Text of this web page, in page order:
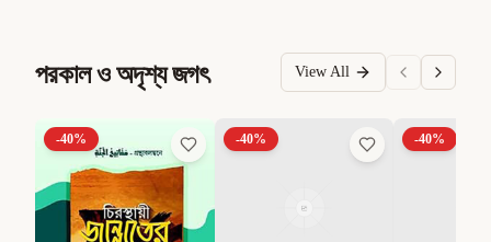
পরকাল ও অদৃশ্য জগৎ View All
-40% -40% -40%